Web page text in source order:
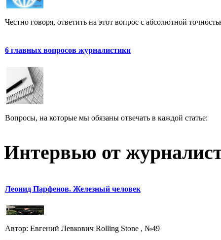
Честно говоря, ответить на этот вопрос с абсолютной
6 главных вопросов журналистики
Вопросы, на которые мы обязаны отвечать в каждой статье:
Интервью от
Леонид Парфенов. Железный человек
Автор: Евгений Левкович Rolling Stone , №49